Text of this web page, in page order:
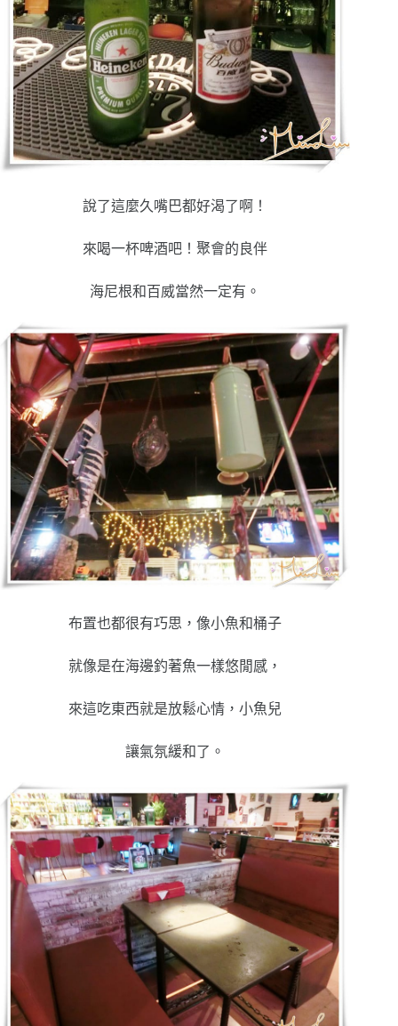
說了這麼久嘴巴都好渴了啊！
來喝一杯啤酒吧！聚會的良伴
海尼根和百威當然一定有。
布置也都很有巧思，像小魚和桶子
就像是在海邊釣著魚一樣悠閒感，
來這吃東西就是放鬆心情，小魚兒
讓氣氛緩和了。